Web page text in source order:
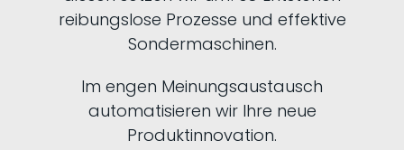
reibungslose Prozesse und effektive
Sondermaschinen.
Im engen Meinungsaustausch
automatisieren wir Ihre neue
Produktinnovation.